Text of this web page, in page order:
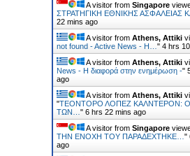
A visitor from Singapore
ΣΤΡΑΤΗΓΙΚΗ ΕΘΝΙΚΗΣ ΑΣΦΑΛΕΙΑΣ
22 mins ago
A visitor from Athens, Attiki
not found - Active News - Η… " 4 hrs
A visitor from Athens, Attiki
News - Η διαφορά στην ενημέρωση -"
ago
A visitor from Athens, Attiki
"ΤΕΟΝΤΟΡΟ ΛΟΠΕΖ ΚΑΛΝΤΕΡΟΝ:
ΤΩΝ… " 6 hrs 22 mins ago
A visitor from Singapore
ΤΗΝ ΕΝΟΧH ΤΟΥ ΠΑΡΑΔEΧΤΗΚΕ… "
ago